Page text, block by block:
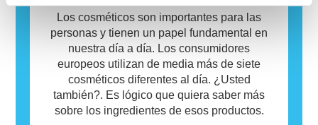
para algunas personas. Esto no significa que
el producto no sea seguro para que otros lo
utilicen.
Los cosméticos son importantes para las
personas y tienen un papel fundamental en
nuestra día a día. Los consumidores
europeos utilizan de media más de siete
cosméticos diferentes al día. ¿Usted
también?. Es lógico que quiera saber más
sobre los ingredientes de esos productos.